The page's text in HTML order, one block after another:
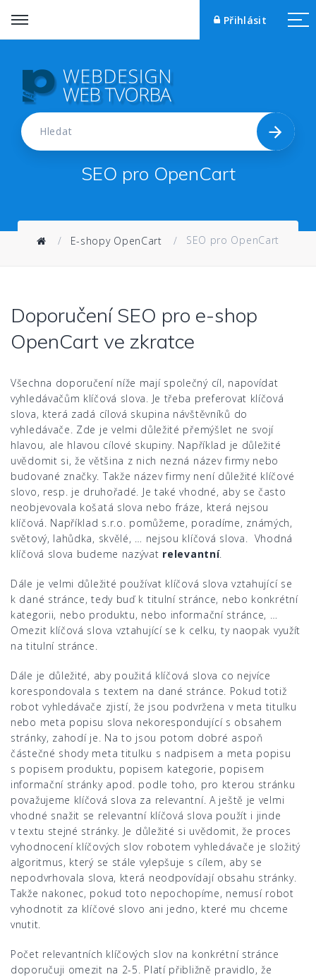
Přihlásit
Přihlásit
Hledat
SEO pro OpenCart
E-shopy OpenCart SEO pro OpenCart
Doporučení SEO pro e-shop
OpenCart ve zkratce
Všechna doporučení níže mají společný cíl, napovídat
vyhledávačům klíčová slova. Je třeba preferovat klíčová
slova, která zadá cílová skupina návštěvníků do
vyhledávače. Zde je velmi důležité přemýšlet ne svojí
hlavou, ale hlavou cílové skupiny. Například je důležité
uvědomit si, že většina z nich nezná název firmy nebo
budované značky. Takže název firmy není důležité klíčové
slovo, resp. je druhořadé. Je také vhodné, aby se často
neobjevovala košatá slova nebo fráze, která nejsou
klíčová. Například s.r.o. pomůžeme, poradíme, známých,
světový, lahůdka, skvělé, … nejsou klíčová slova. Vhodná
klíčová slova budeme nazývat relevantní.
Dále je velmi důležité používat klíčová slova vztahující se
k dané stránce, tedy buď k titulní stránce, nebo konkrétní
kategorii, nebo produktu, nebo informační stránce, …
Omezit klíčová slova vztahující se k celku, ty naopak využít
na titulní stránce.
Dále je důležité, aby použitá klíčová slova co nejvíce
korespondovala s textem na dané stránce. Pokud totiž
robot vyhledávače zjistí, že jsou podvržena v meta titulku
nebo meta popisu slova nekorespondující s obsahem
stránky, zahodí je. Na to jsou potom dobré aspoň
částečné shody meta titulku s nadpisem a meta popisu
s popisem produktu, popisem kategorie, popisem
informační stránky apod. podle toho, pro kterou stránku
považujeme klíčová slova za relevantní. A ještě je velmi
vhodné snažit se relevantní klíčová slova použít i jinde
v textu stejné stránky. Je důležité si uvědomit, že proces
vyhodnocení klíčových slov robotem vyhledávače je složitý
algoritmus, který se stále vylepšuje s cílem, aby se
nepodvrhovala slova, která neodpovídají obsahu stránky.
Takže nakonec, pokud toto nepochopíme, nemusí robot
vyhodnotit za klíčové slovo ani jedno, které mu chceme
vnutit.
Počet relevantních klíčových slov na konkrétní stránce
doporučuji omezit na 2-5. Platí přibližně pravidlo, že